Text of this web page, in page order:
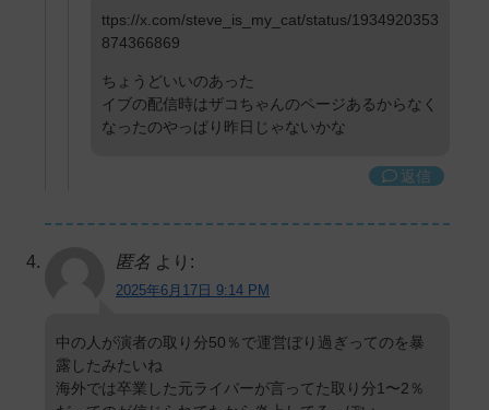
ttps://x.com/steve_is_my_cat/status/1934920353
874366869
ちょうどいいのあった
イブの配信時はザコちゃんのページあるからなく
なったのやっぱり昨日じゃないかな
返信
匿名 より:
2025年6月17日 9:14 PM
中の人が演者の取り分50％で運営ぼり過ぎってのを暴
露したみたいね
海外では卒業した元ライバーが言ってた取り分1〜2％